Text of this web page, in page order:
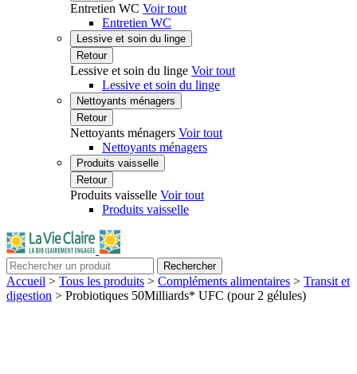
Entretien WC Voir tout
Entretien WC
Lessive et soin du linge
Retour
Lessive et soin du linge Voir tout
Lessive et soin du linge
Nettoyants ménagers
Retour
Nettoyants ménagers Voir tout
Nettoyants ménagers
Produits vaisselle
Retour
Produits vaisselle Voir tout
Produits vaisselle
Rechercher
Accueil > Tous les produits > Compléments alimentaires > Transit et
digestion > Probiotiques 50Milliards* UFC (pour 2 gélules)